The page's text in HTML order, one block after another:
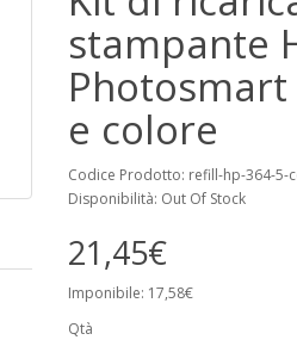
stampante
e colore
Codice Prodotto: refill-hp-364-5-
Disponibilità: Out Of Stock
21,45€
Imponibile: 17,58€
Qtà